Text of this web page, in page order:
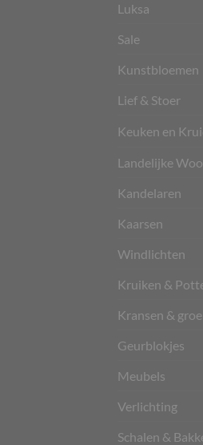
Luksa
Sale
Kunstbloemen
Lief & Stoer
Keuken en
Landelijke
Kandelaren
Kaarsen
Windlichten
Kruiken &
Kransen &
Geurblokjes
Meubels
Verlichting
Schalen &